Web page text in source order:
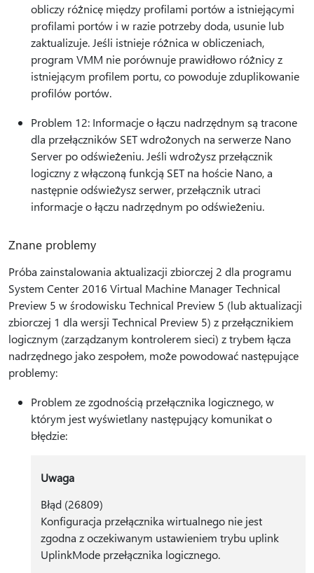
obliczy różnicę między profilami portów a istniejącymi
profilami portów i w razie potrzeby doda, usunie lub
zaktualizuje. Jeśli istnieje różnica w obliczeniach,
program VMM nie porównuje prawidłowo różnicy z
istniejącym profilem portu, co powoduje zduplikowanie
profilów portów.
Problem 12: Informacje o łączu nadrzędnym są tracone
dla przełączników SET wdrożonych na serwerze Nano
Server po odświeżeniu. Jeśli wdrożysz przełącznik
logiczny z włączoną funkcją SET na hoście Nano, a
następnie odświeżysz serwer, przełącznik utraci
informacje o łączu nadrzędnym po odświeżeniu.
Znane problemy
Próba zainstalowania aktualizacji zbiorczej 2 dla programu
System Center 2016 Virtual Machine Manager Technical
Preview 5 w środowisku Technical Preview 5 (lub aktualizacji
zbiorczej 1 dla wersji Technical Preview 5) z przełącznikiem
logicznym (zarządzanym kontrolerem sieci) z trybem łącza
nadrzędnego jako zespołem, może powodować następujące
problemy:
Problem ze zgodnością przełącznika logicznego, w
którym jest wyświetlany następujący komunikat o
błędzie:
Uwaga
Błąd (26809)
Konfiguracja przełącznika wirtualnego nie jest
zgodna z oczekiwanym ustawieniem trybu uplink
UplinkMode przełącznika logicznego.